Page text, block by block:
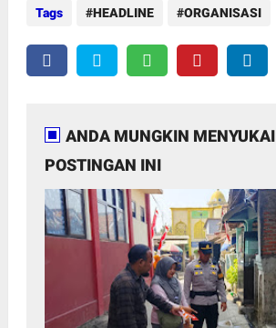
Tags HEADLINE ORGANISASI
ANDA MUNGKIN MENYUKAI
POSTINGAN INI